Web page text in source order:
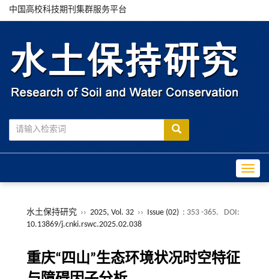
中国高校科技期刊集群服务平台
水土保持研究 ›› 2025, Vol. 32 ›› Issue (02) : 353 -365.
DOI:
10.13869/j.cnki.rswc.2025.02.038
重庆“四山”生态环境状况时空特征